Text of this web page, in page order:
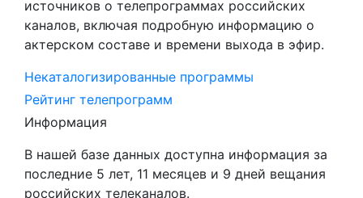
источников о телепрограммах российских
каналов, включая подробную информацию о
актерском составе и времени выхода в эфир.
Некаталогизированные программы
Рейтинг телепрограмм
Информация
В нашей базе данных доступна информация за
последние 5 лет, 11 месяцев и 9 дней вещания
российских телеканалов.